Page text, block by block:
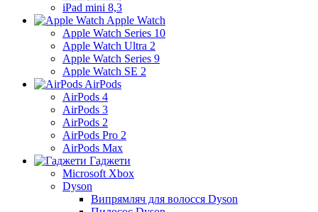
iPad mini 8,3
Apple Watch
Apple Watch Series 10
Apple Watch Ultra 2
Apple Watch Series 9
Apple Watch SE 2
AirPods
AirPods 4
AirPods 3
AirPods 2
AirPods Pro 2
AirPods Max
Гаджети
Microsoft Xbox
Dyson
Випрямляч для волосся Dyson